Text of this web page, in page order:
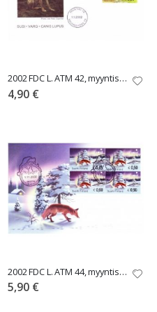
2002 FDC L. ATM 42, myyntisarja 0,50 - 0,60 - 0,90
4,90 €
2002 FDC L. ATM 44, myyntisarja 0,45 - 0,50 - 0,60
5,90 €